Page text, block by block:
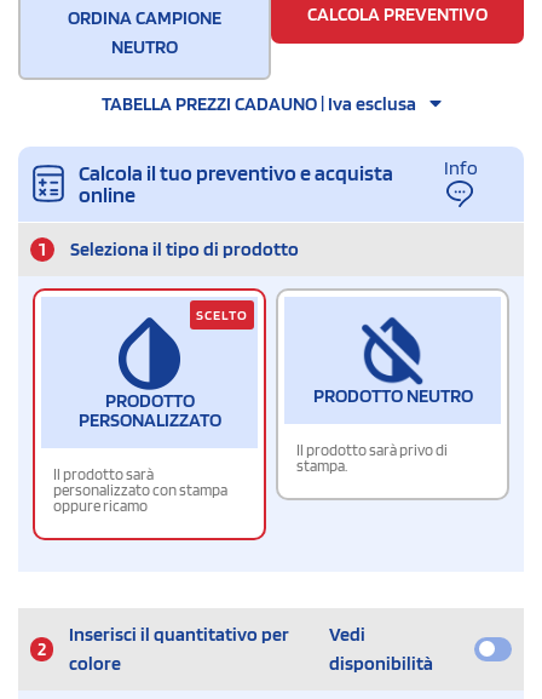
ORDINA CAMPIONE
NEUTRO
CALCOLA PREVENTIVO
TABELLA PREZZI CADAUNO | Iva esclusa
Calcola il tuo preventivo e acquista
online
Info
1 Seleziona il tipo di prodotto
PRODOTTO
PERSONALIZZATO
Il prodotto sarà
personalizzato con stampa
oppure ricamo
SCELTO
PRODOTTO NEUTRO
Il prodotto sarà privo di
stampa.
2
Inserisci il quantitativo per
colore
Vedi
disponibilità